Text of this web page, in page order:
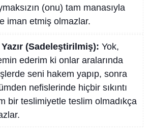
(onu) tam manasıyla
iman etmiş olmazlar.
Yazır (Sadeleştirilmiş): Yok,
ederim ki onlar aralarında
seni hakem yapıp, sonra
nefislerinde hiçbir sıkıntı
bir teslimiyetle teslim olmadıkça